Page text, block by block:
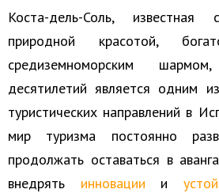
Коста-дель-Соль, известная
природной красотой,
средиземноморским
десятилетий является одним
туристических направлений в
мир туризма постоянно
продолжать оставаться в
внедрять инновации и